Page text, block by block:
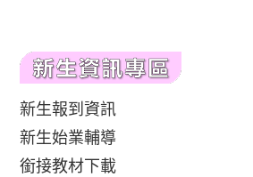
新生報到資訊
新生始業輔導
銜接教材下載